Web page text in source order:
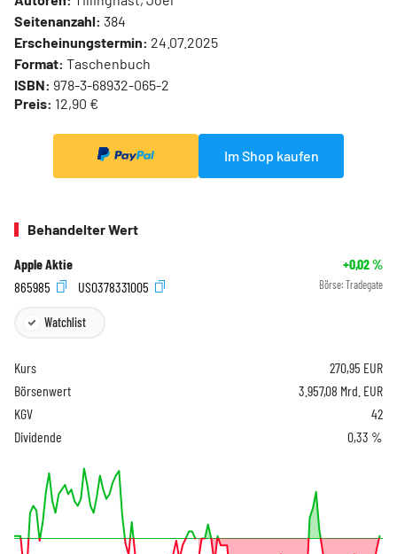
Seitenanzahl: 384
Erscheinungstermin: 24.07.2025
Format: Taschenbuch
ISBN: 978-3-68932-065-2
Preis: 12,90 €
Im Shop kaufen
Behandelter Wert
Apple Aktie +0,02%
865985
US0378331005 Börse: Tradegate
Watchlist
Kurs 270,95 EUR
Börsenwert
3.957,08 Mrd. EUR
KGV
42
Dividende
0,33 %